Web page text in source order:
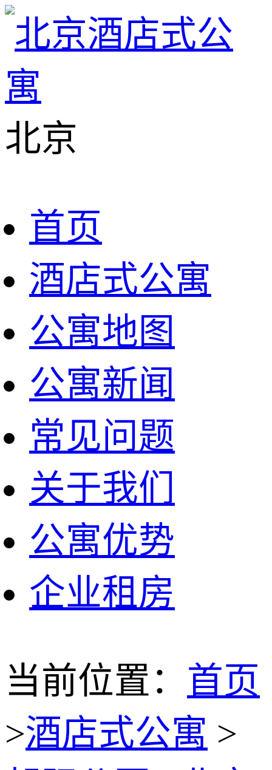
北京
首页
酒店式公寓
公寓地图
公寓新闻
常见问题
关于我们
公寓优势
企业租房
当前位置： 首页
>酒店式公寓 >